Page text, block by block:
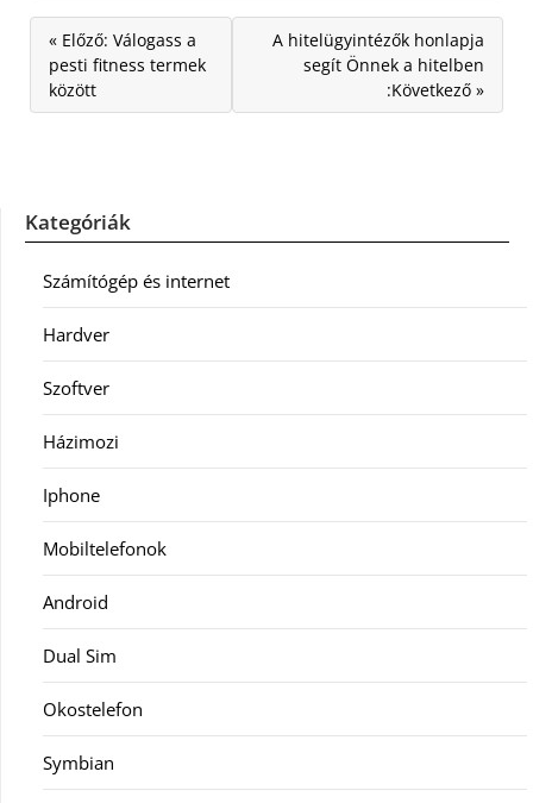
« Előző: Válogass a
pesti fitness termek
között
A hitelügyintézők honlapja
segít Önnek a hitelben
:Következő »
Kategóriák
Számítógép és internet
Hardver
Szoftver
Házimozi
Iphone
Mobiltelefonok
Android
Dual Sim
Okostelefon
Symbian